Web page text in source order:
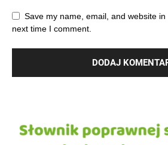
Save my name, email, and website
next time I comment.